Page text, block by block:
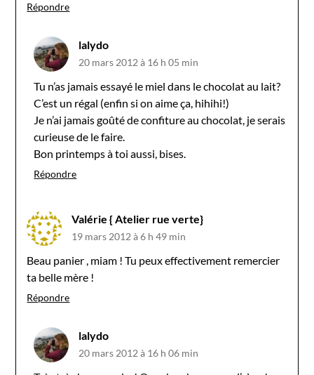
Répondre
lalydo
20 mars 2012 à 16 h 05 min
Tu n’as jamais essayé le miel dans le chocolat au lait?
C’est un régal (enfin si on aime ça, hihihi!)
Je n’ai jamais goûté de confiture au chocolat, je serais
curieuse de le faire.
Bon printemps à toi aussi, bises.
Répondre
Valérie { Atelier rue verte}
19 mars 2012 à 6 h 49 min
Beau panier , miam ! Tu peux effectivement remercier
ta belle mère !
Répondre
lalydo
20 mars 2012 à 16 h 06 min